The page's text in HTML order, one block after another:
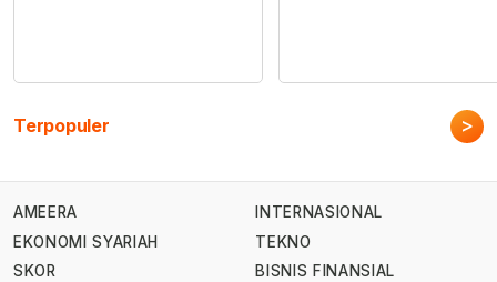
Terpopuler >
AMEERA
EKONOMI SYARIAH
SKOR
INTERNASIONAL
TEKNO
BISNIS FINANSIAL